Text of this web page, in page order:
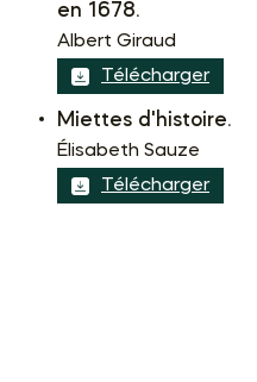
en 1678.
Albert Giraud
Télécharger
Miettes d'histoire.
Élisabeth Sauze
Télécharger